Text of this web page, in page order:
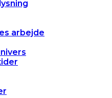
arbejde